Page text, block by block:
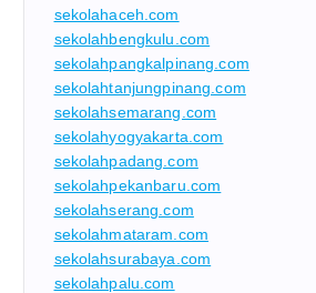
sekolahaceh.com
sekolahbengkulu.com
sekolahpangkalpinang.com
sekolahtanjungpinang.com
sekolahsemarang.com
sekolahyogyakarta.com
sekolahpadang.com
sekolahpekanbaru.com
sekolahserang.com
sekolahmataram.com
sekolahsurabaya.com
sekolahpalu.com